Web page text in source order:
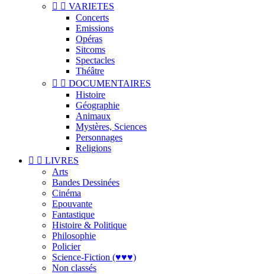
  VARIETES
Concerts
Emissions
Opéras
Sitcoms
Spectacles
Théâtre
  DOCUMENTAIRES
Histoire
Géographie
Animaux
Mystères, Sciences
Personnages
Religions
  LIVRES
Arts
Bandes Dessinées
Cinéma
Epouvante
Fantastique
Histoire & Politique
Philosophie
Policier
Science-Fiction (♥♥♥)
Non classés